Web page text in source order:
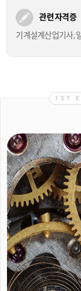
관련 자격증
기계설계산업기사,